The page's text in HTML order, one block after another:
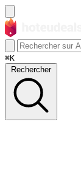
⌘K
Rechercher